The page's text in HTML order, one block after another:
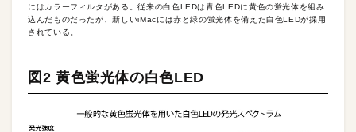
にはカラーフィルタがある。従来の白色LEDは青色LEDに黄色の蛍光体を組み
込んだものだったが、新しいiMacには赤と緑の蛍光体を備えた白色LEDが採用
されている。
図2 黄色蛍光体の白色LED